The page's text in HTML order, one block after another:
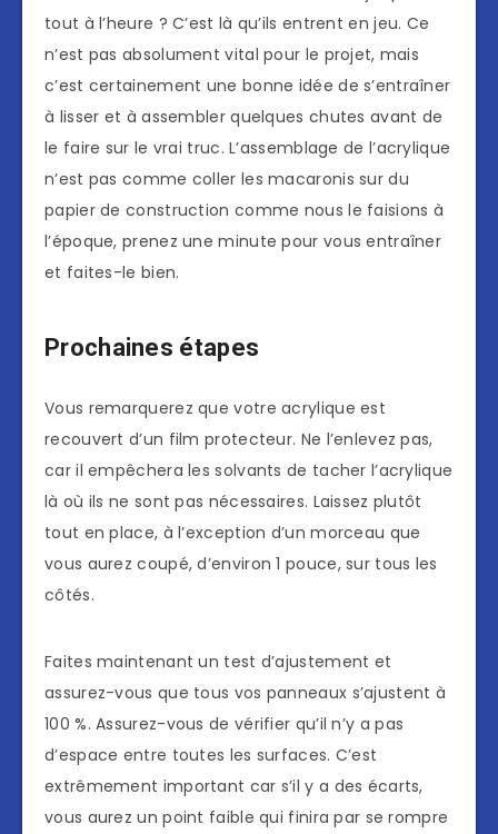
tout à l’heure ? C’est là qu’ils entrent en jeu. Ce
n’est pas absolument vital pour le projet, mais
c’est certainement une bonne idée de s’entraîner
à lisser et à assembler quelques chutes avant de
le faire sur le vrai truc. L’assemblage de l’acrylique
n’est pas comme coller les macaronis sur du
papier de construction comme nous le faisions à
l’époque, prenez une minute pour vous entraîner
et faites-le bien.
Prochaines étapes
Vous remarquerez que votre acrylique est
recouvert d’un film protecteur. Ne l’enlevez pas,
car il empêchera les solvants de tacher l’acrylique
là où ils ne sont pas nécessaires. Laissez plutôt
tout en place, à l’exception d’un morceau que
vous aurez coupé, d’environ 1 pouce, sur tous les
côtés.
Faites maintenant un test d’ajustement et
assurez-vous que tous vos panneaux s’ajustent à
100 %. Assurez-vous de vérifier qu’il n’y a pas
d’espace entre toutes les surfaces. C’est
extrêmement important car s’il y a des écarts,
vous aurez un point faible qui finira par se rompre